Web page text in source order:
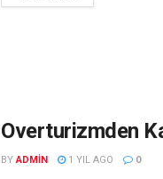
Overturizmden
BY ADMIN 1 YIL AGO 0